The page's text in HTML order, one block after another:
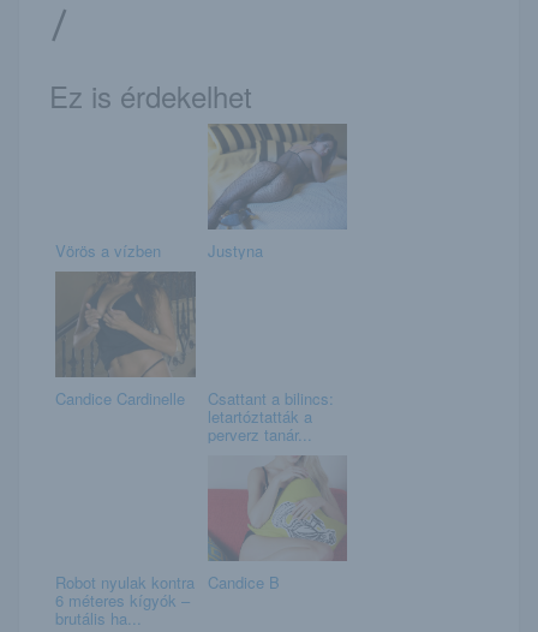
/
Ez is érdekelhet
Vörös a vízben Justyna
Candice Cardinelle Csattant a bilincs:
letartóztatták a
perverz tanár...
Robot nyulak kontra
6 méteres kígyók –
brutális ha...
Candice B